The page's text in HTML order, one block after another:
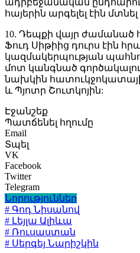
ադրբեջանական
հայերին արգելել էին
10. Դեպքի վայր ժամանած
Ֆուդ Սիթիից դուրս էին
կազմակերպության
մոտ կանգնած
նախկին
և Պյոտր Շուտկոյին:
Էջանշեք
Պատճենել հղումը
Email
Տպել
VK
Facebook
Twitter
Telegram
Նորություններ
# Գոդ Նիսանով
# Լեյլա Ալիևա
# Ռուսաստան
# Սերգեյ Նարիշկին